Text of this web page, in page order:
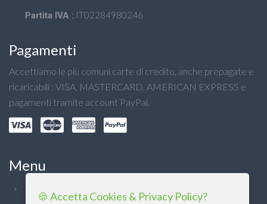
Partita IVA : IT02284980246
Pagamenti
Accettiamo le più comuni carte di credito, anche prepagate e
ricaricabili : VISA, MASTERCARD, AMERICAN EXPRESS e
pagamenti tramite account PayPal.
Menu
🍪 Accetta Cookies & Privacy Policy?